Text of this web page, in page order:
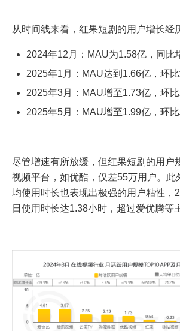
从时间线来看，红果短剧的用户增长经
2024年12月：MAU为1.58亿，同比
2025年1月：MAU达到1.66亿，环比
2025年3月：MAU增至1.73亿，环比
2025年5月：MAU增至1.99亿，环比
尽管增速有所放缓，但红果短剧的用户
视频平台，如优酷，仅差55万用户。此
均使用时长也表现出极强的用户粘性，
日使用时长达1.38小时，超过爱优腾等